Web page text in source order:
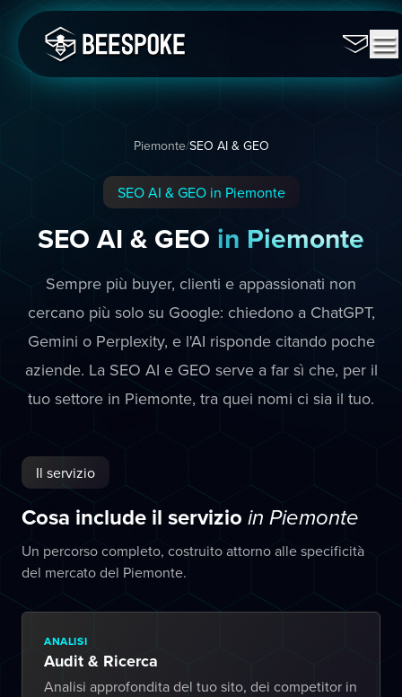
Piemonte/SEO AI & GEO
SEO AI & GEO in Piemonte
SEO AI & GEO in Piemonte
Sempre più buyer, clienti e appassionati non
cercano più solo su Google: chiedono a ChatGPT,
Gemini o Perplexity, e l'AI risponde citando poche
aziende. La SEO AI e GEO serve a far sì che, per il
tuo settore in Piemonte, tra quei nomi ci sia il tuo.
Il servizio
Cosa include il servizio in Piemonte
Un percorso completo, costruito attorno alle specificità
del mercato del Piemonte.
ANALISI
Audit & Ricerca
Analisi approfondita del tuo sito, dei competitor in